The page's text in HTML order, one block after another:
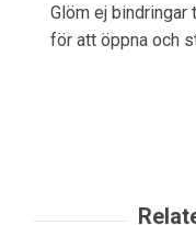
Glöm ej bindringar
för att öppna och